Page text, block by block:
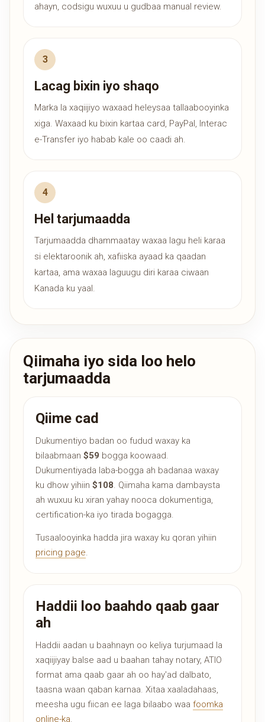
ahayn, codsigu wuxuu u gudbaa manual review.
Lacag bixin iyo shaqo
Marka la xaqiijiyo waxaad heleysaa tallaabooyinka
xiga. Waxaad ku bixin kartaa card, PayPal, Interac
e-Transfer iyo habab kale oo caadi ah.
Hel tarjumaadda
Tarjumaadda dhammaatay waxaa lagu heli karaa
si elektaroonik ah, xafiiska ayaad ka qaadan
kartaa, ama waxaa laguugu diri karaa ciwaan
Kanada ku yaal.
Qiimaha iyo sida loo helo
tarjumaadda
Qiime cad
Dukumentiyo badan oo fudud waxay ka
bilaabmaan $59 bogga koowaad.
Dukumentiyada laba-bogga ah badanaa waxay
ku dhow yihiin $108. Qiimaha kama dambaysta
ah wuxuu ku xiran yahay nooca dokumentiga,
certification-ka iyo tirada bogagga.
Tusaalooyinka hadda jira waxay ku qoran yihiin
pricing page.
Haddii loo baahdo qaab gaar
ah
Haddii aadan u baahnayn oo keliya turjumaad la
xaqiijiyay balse aad u baahan tahay notary, ATIO
format ama qaab gaar ah oo hay'ad dalbato,
taasna waan qaban karnaa. Xitaa xaaladahaas,
meesha ugu fiican ee laga bilaabo waa foomka
online-ka.